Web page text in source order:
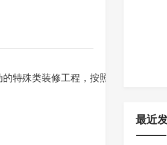
特殊类装修工程，按照《实施办法
最近